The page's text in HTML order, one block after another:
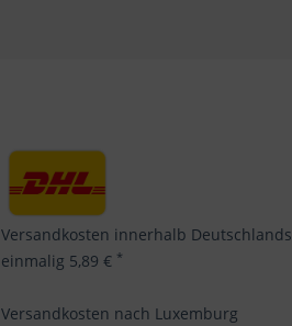
Versandkosten innerhalb Deutschlands
einmalig 5,89 € *
Versandkosten nach Luxemburg